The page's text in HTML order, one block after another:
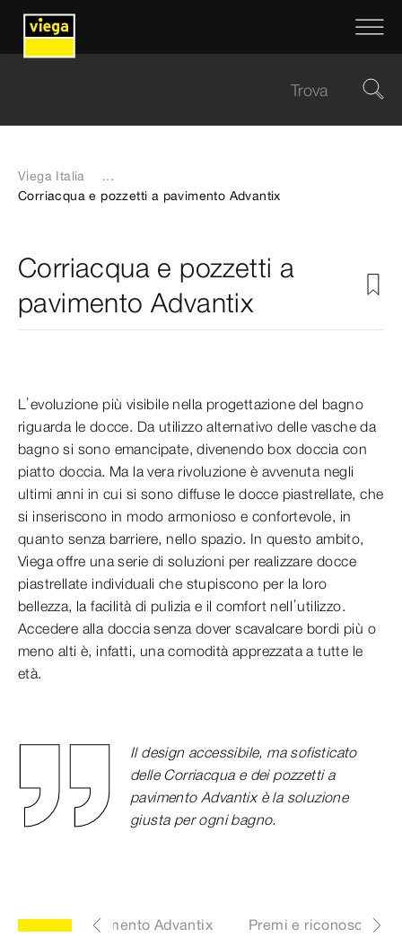
Viega Italia
...
Corriacqua e pozzetti a pavimento Advantix
Corriacqua e pozzetti a
pavimento Advantix
L’evoluzione più visibile nella progettazione del bagno
riguarda le docce. Da utilizzo alternativo delle vasche da
bagno si sono emancipate, divenendo box doccia con
piatto doccia. Ma la vera rivoluzione è avvenuta negli
ultimi anni in cui si sono diffuse le docce piastrellate, che
si inseriscono in modo armonioso e confortevole, in
quanto senza barriere, nello spazio. In questo ambito,
Viega offre una serie di soluzioni per realizzare docce
piastrellate individuali che stupiscono per la loro
bellezza, la facilità di pulizia e il comfort nell’utilizzo.
Accedere alla doccia senza dover scavalcare bordi più o
meno alti è, infatti, una comodità apprezzata a tutte le
età.
Il design accessibile, ma sofisticato
delle Corriacqua e dei pozzetti a
pavimento Advantix è la soluzione
giusta per ogni bagno.
Pozzetti a pavimento Advantix Premi e